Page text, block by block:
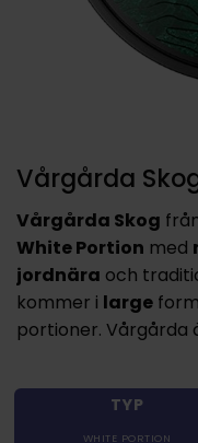
Vårgårda
Vårgårda Skog
White Portion med
jordnära och
kommer i large
portioner. Vårgårda
TYP
WHITE PORTION